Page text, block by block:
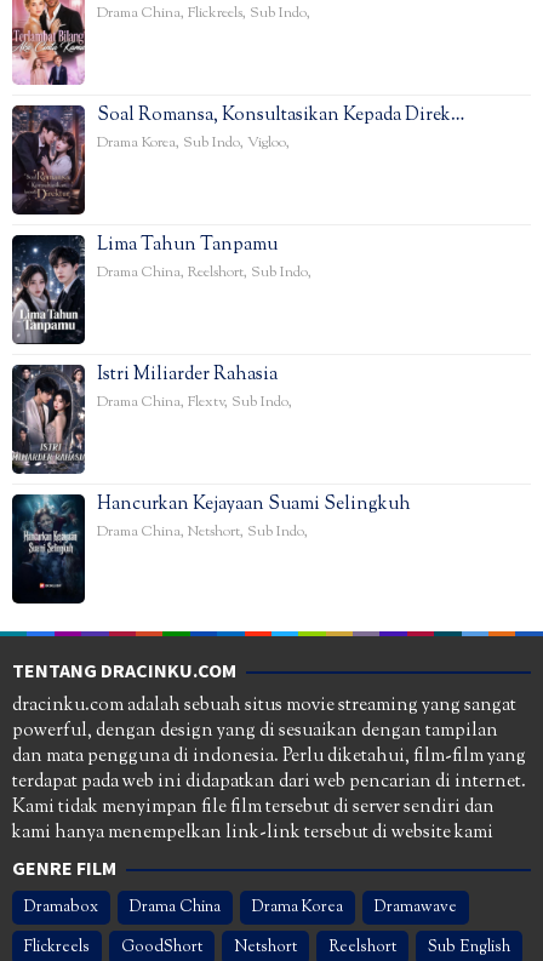
Drama China, Flickreels, Sub Indo,
Soal Romansa, Konsultasikan Kepada Direk…
Drama Korea, Sub Indo, Vigloo,
Lima Tahun Tanpamu
Drama China, Reelshort, Sub Indo,
Istri Miliarder Rahasia
Drama China, Flextv, Sub Indo,
Hancurkan Kejayaan Suami Selingkuh
Drama China, Netshort, Sub Indo,
TENTANG DRACINKU.COM
dracinku.com adalah sebuah situs movie streaming yang sangat
powerful, dengan design yang di sesuaikan dengan tampilan
dan mata pengguna di indonesia. Perlu diketahui, film-film yang
terdapat pada web ini didapatkan dari web pencarian di internet.
Kami tidak menyimpan file film tersebut di server sendiri dan
kami hanya menempelkan link-link tersebut di website kami
GENRE FILM
Dramabox Drama China Drama Korea
Dramawave
Flickreels
GoodShort Netshort Reelshort Sub English